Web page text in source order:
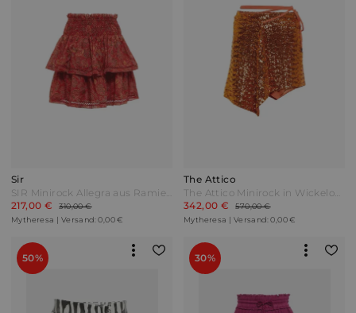
Sir
217,00 €
310,00 €
Mytheresa | Versand: 0,00 €
The Attico
342,00 €
570,00 €
Mytheresa | Versand: 0,00 €
50% 30%